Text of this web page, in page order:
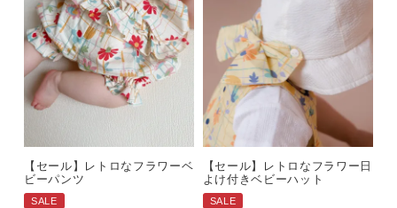
【セール】レトロなフラワーベ
ビーパンツ
SALE
【セール】レトロなフラワー日
よけ付きベビーハット
SALE